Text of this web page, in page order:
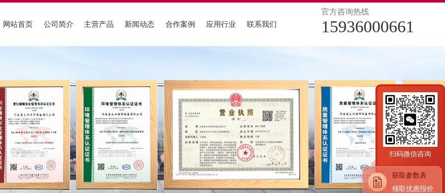
网站首页 公司简介
荣誉资质
企业文化
厂区图片
组织架构
主营产品
低氮燃气锅炉 燃油气锅炉 生物质锅炉 电加热锅炉
导热油锅炉 蒸汽发生器 压力容器
新闻动态
行业新闻
公司动态
锅炉问答
合作案例
燃油气锅炉案例 低氮冷凝锅炉案例 真空热水锅炉案例 导热油锅炉案例
电加热锅炉案例 生物质锅炉案例
应用行业
供热行业 化工行业 食品行业 医药行业
服织行业 机关行业 酿酒行业 冶矿产业
农渔行业 橡胶行业 酒店行业
建材行业
联系我们
官方咨询热线
15936000661
扫码微信咨询
获取参数表
领取优惠报价